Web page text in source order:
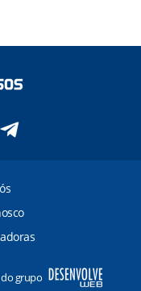
do grupo